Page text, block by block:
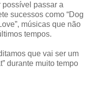
possível passar a
sucessos como “Dog
músicas que não
tempos.
que vai ser um
durante muito tempo